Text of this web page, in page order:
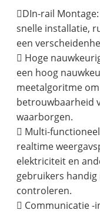
DIn-rail
snelle installatie,
een
 Hoge
een hoog
meetalgoritme
betrouwbaarheid
waarborgen.
 Multi-
realtime
elektriciteit en
gebruikers
controleren.
 Communicatie -